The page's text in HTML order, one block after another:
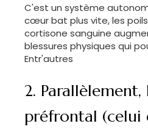
C'est un système
cœur bat plus vite, les
cortisone sanguine
blessures physiques qui
Entr'autres
2.
préfrontal (celui